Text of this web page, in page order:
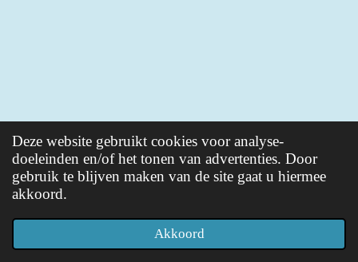
Deze website gebruikt cookies voor analyse-
doeleinden en/of het tonen van advertenties. Door
gebruik te blijven maken van de site gaat u hiermee
akkoord.
Akkoord